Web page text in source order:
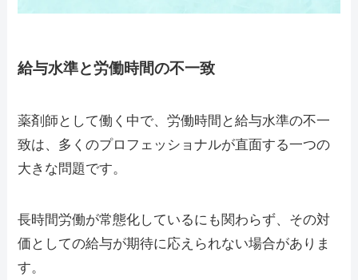
給与水準と労働時間の不一致
薬剤師として働く中で、労働時間と給与水準の不一
致は、多くのプロフェッショナルが直面する一つの
大きな問題です。
長時間労働が常態化しているにも関わらず、その対
価としての給与が期待に応えられない場合がありま
す。